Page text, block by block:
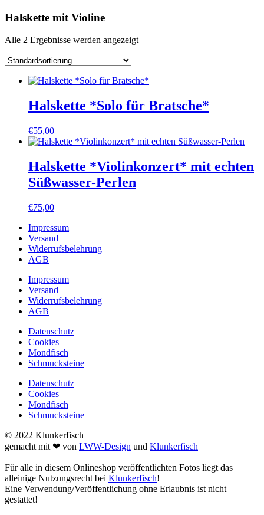
Halskette mit Violine
Alle 2 Ergebnisse werden angezeigt
Halskette *Solo für Bratsche*
€55,00
Halskette *Violinkonzert* mit echten
Süßwasser-Perlen
€75,00
Impressum
Versand
Widerrufsbelehrung
AGB
Impressum
Versand
Widerrufsbelehrung
AGB
Datenschutz
Cookies
Mondfisch
Schmucksteine
Datenschutz
Cookies
Mondfisch
Schmucksteine
© 2022 Klunkerfisch
gemacht mit ❤ von LWW-Design und Klunkerfisch
Für alle in diesem Onlineshop veröffentlichten Fotos liegt das
alleinige Nutzungsrecht bei Klunkerfisch!
Eine Verwendung/Veröffentlichung ohne Erlaubnis ist nicht
gestattet!